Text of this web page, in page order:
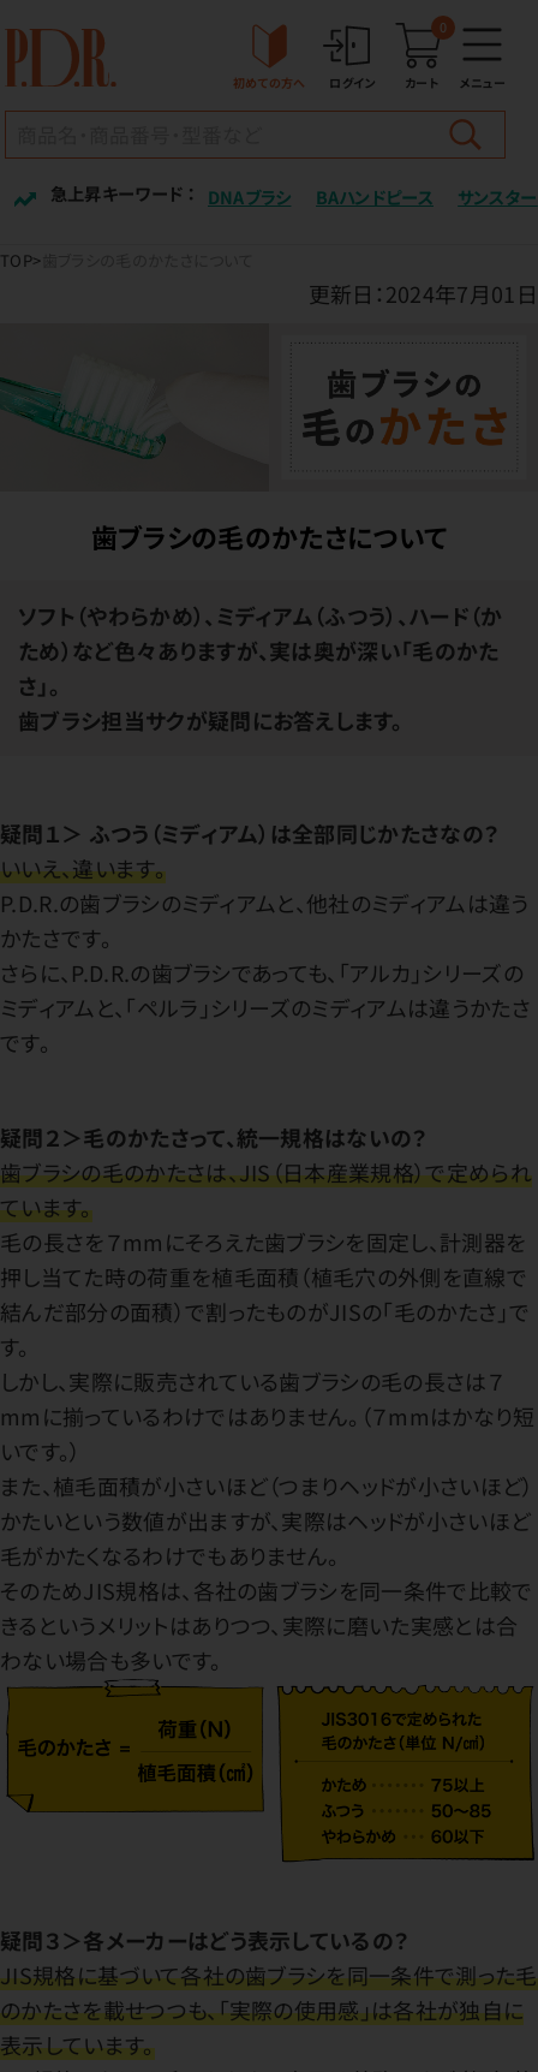
初めての方へ ログイン カート
0
メニュー
急上昇キーワード ： DNAブラシ BAハンドピース サンスター
TOP
更新日：2024年7月01日
歯ブラシの毛のかたさについて
ソフト（やわらかめ）、ミディアム（ふつう）、ハード（か
ため）など色々ありますが、実は奥が深い「毛のかた
さ」。
歯ブラシ担当サクが疑問にお答えします。
疑問１＞ ふつう（ミディアム）は全部同じかたさなの？
いいえ、違います。
P.D.R.の歯ブラシのミディアムと、他社のミディアムは違う
かたさです。
さらに、P.D.R.の歯ブラシであっても、「アルカ」シリーズの
ミディアムと、「ペルラ」シリーズのミディアムは違うかたさ
です。
疑問２＞毛のかたさって、統一規格はないの？
歯ブラシの毛のかたさは、JIS（日本産業規格）で定められ
ています。
毛の長さを７mmにそろえた歯ブラシを固定し、計測器を
押し当てた時の荷重を植毛面積（植毛穴の外側を直線で
結んだ部分の面積）で割ったものがJISの「毛のかたさ」で
す。
しかし、実際に販売されている歯ブラシの毛の長さは７
mmに揃っているわけではありません。（７mmはかなり短
いです。）
また、植毛面積が小さいほど（つまりヘッドが小さいほど）
かたいという数値が出ますが、実際はヘッドが小さいほど
毛がかたくなるわけでもありません。
そのためJIS規格は、各社の歯ブラシを同一条件で比較で
きるというメリットはありつつ、実際に磨いた実感とは合
わない場合も多いです。
疑問３＞各メーカーはどう表示しているの？
JIS規格に基づいて各社の歯ブラシを同一条件で測った毛
のかたさを載せつつも、「実際の使用感」は各社が独自に
表示しています。